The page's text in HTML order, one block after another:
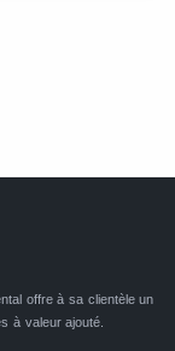
offre à sa clientèle un
à valeur ajouté.